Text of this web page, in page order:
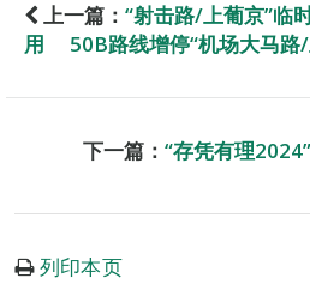
上一篇： “射击路/上葡京”临
用 50B路线增停“机场大马路/
下一篇： “存凭有理
列印本页